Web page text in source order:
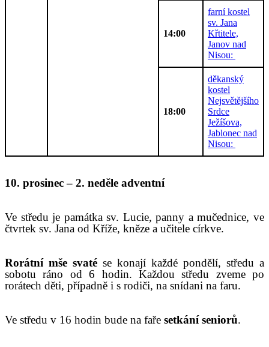
14:00
farní kostel
sv. Jana
Křtitele,
Janov nad
Nisou:
18:00
děkanský
kostel
Nejsvětějšího
Srdce
Ježíšova,
Jablonec nad
Nisou:
10. prosinec – 2. neděle adventní
Ve středu je památka sv. Lucie, panny a mučednice, ve
čtvrtek sv. Jana od Kříže, kněze a učitele církve.
Rorátní mše svaté se konají každé pondělí, středu a
sobotu ráno od 6 hodin. Každou středu zveme po
rorátech děti, případně i s rodiči, na snídani na faru.
Ve středu v 16 hodin bude na faře setkání seniorů.